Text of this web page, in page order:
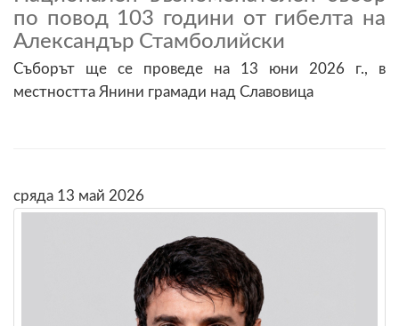
по повод 103 години от гибелта на
Александър Стамболийски
Съборът ще се проведе на 13 юни 2026 г., в
местността Янини грамади над Славовица
сряда 13 май 2026